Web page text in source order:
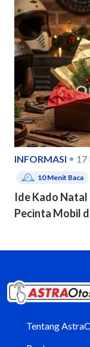
INFORMASI 17
10Menit Baca
Ide Kado Natal
Pecinta Mobil
Tentang